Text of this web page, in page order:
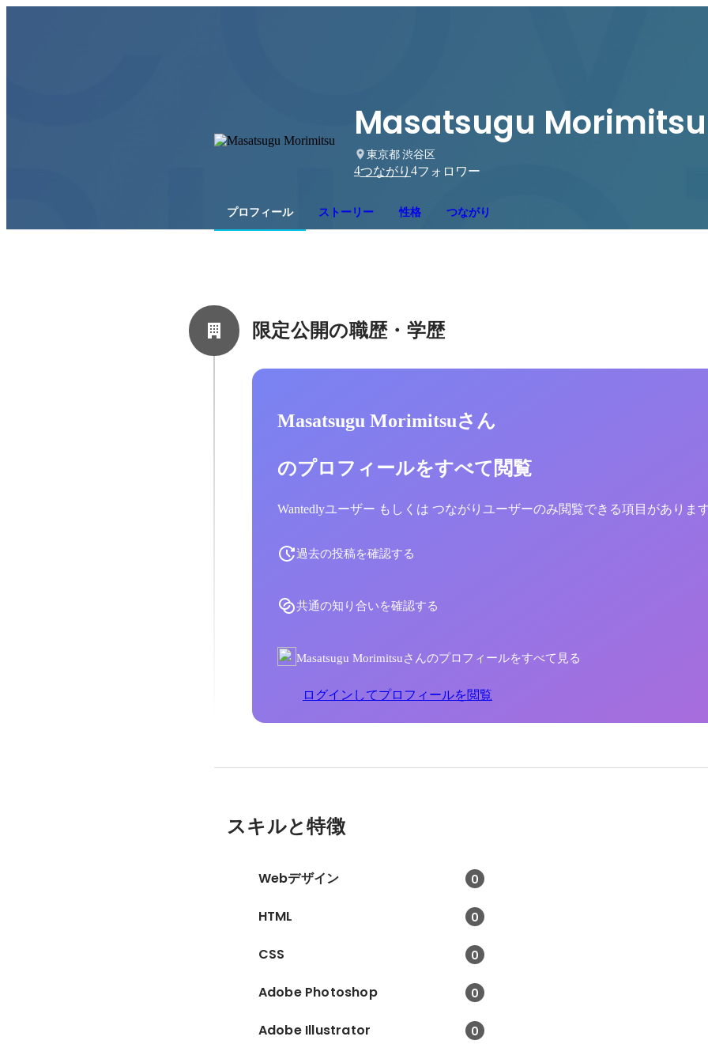
Masatsugu Morimitsu
東京都 渋谷区
4つながり 4フォロワー
プロフィール ストーリー 性格 つながり
限定公開の職歴・学歴
Masatsugu Morimitsuさん
のプロフィールをすべて閲覧
Wantedlyユーザー もしくは つながりユーザーのみ閲覧できる項目がありま
過去の投稿を確認する
共通の知り合いを確認する
Masatsugu Morimitsuさんのプロフィールをすべて見る
ログインしてプロフィールを閲覧
スキルと特徴
Webデザイン 0
HTML 0
CSS 0
Adobe Photoshop 0
Adobe Illustrator 0